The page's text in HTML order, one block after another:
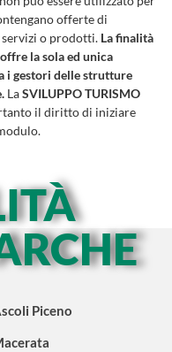
offerte di
o prodotti. La finalità
la sola ed unica
i gestori delle strutture
LaSVILUPPO TURISMO
il diritto di iniziare
Piceno